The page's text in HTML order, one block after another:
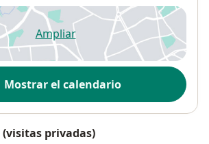
Ampliarse abre en una nueva
Mostrar el calendario
(visitas privadas)